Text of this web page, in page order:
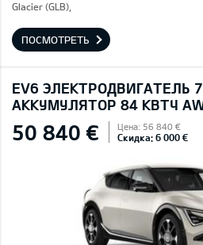
Glacier (GLB),
ПОСМОТРЕТЬ
EV6 ЭЛЕКТРОДВИГАТЕЛЬ
AККУМУЛЯТОР 84 КВТЧ
50 840 € Цена: 56 840 €
Скидка: 6 000 €